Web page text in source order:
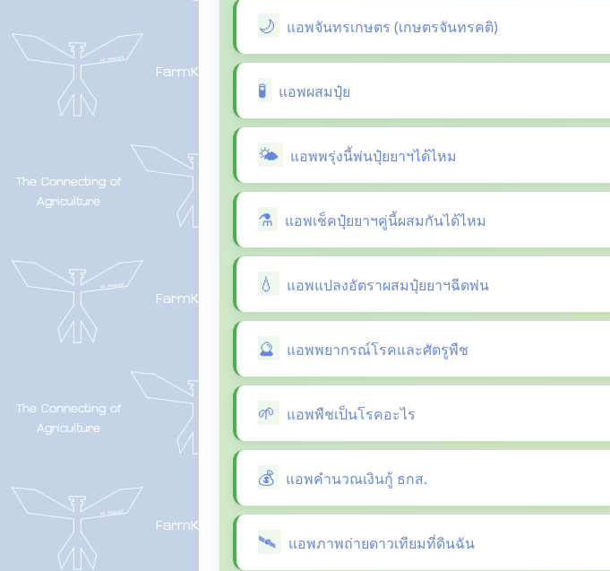
แอพจันทรเกษตร (เกษตรจันทรคติ)
แอพผสมปุ๋ย
แอพพรุ่งนี้พ่นปุ๋ยยาฯได้ไหม
แอพเช็คปุ๋ยยาฯคู่นี้ผสมกันได้ไหม
แอพแปลงอัตราผสมปุ๋ยยาฯฉีดพ่น
แอพพยากรณ์โรคและศัตรูพืช
แอพพืชเป็นโรคอะไร
แอพคำนวณเงินกู้ ธกส.
แอพภาพถ่ายดาวเทียมที่ดินฉัน